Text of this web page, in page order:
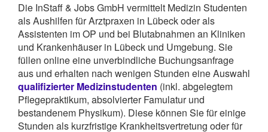
Die InStaff & Jobs GmbH vermittelt Medizin Studenten
als Aushilfen für Arztpraxen in Lübeck oder als
Assistenten im OP und bei Blutabnahmen an Kliniken
und Krankenhäuser in Lübeck und Umgebung. Sie
füllen online eine unverbindliche Buchungsanfrage
aus und erhalten nach wenigen Stunden eine Auswahl
qualifizierter Medizinstudenten (inkl. abgelegtem
Pflegepraktikum, absolvierter Famulatur und
bestandenem Physikum). Diese können Sie für einige
Stunden als kurzfristige Krankheitsvertretung oder für